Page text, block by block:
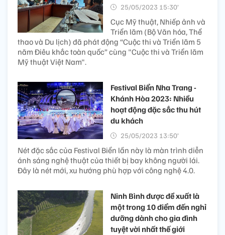
25/05/2023 15:30’
Cục Mỹ thuật, Nhiếp ảnh và
Triển lãm (Bộ Văn hóa, Thể
thao và Du lịch) đã phát động “Cuộc thi và Triển lãm 5
năm Điêu khắc toàn quốc” cùng "Cuộc thi và Triển lãm
Mỹ thuật Việt Nam".
Festival Biển Nha Trang -
Khánh Hòa 2023: Nhiều
hoạt động đặc sắc thu hút
du khách
25/05/2023 13:50’
Nét đặc sắc của Festival Biển lần này là màn trình diễn
ánh sáng nghệ thuật của thiết bị bay không người lái.
Đây là nét mới, xu hướng phù hợp với công nghệ 4.0.
Ninh Bình được đề xuất là
một trong 10 điểm đến nghỉ
dưỡng dành cho gia đình
tuyệt vời nhất thế giới